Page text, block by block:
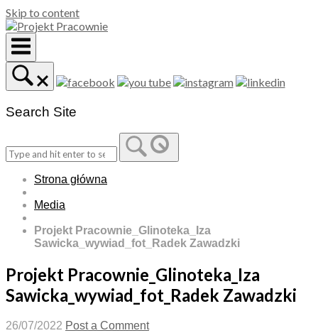
Skip to content
Search Site
Strona główna
Media
Projekt Pracownie_Glinoteka_Iza
Sawicka_wywiad_fot_Radek Zawadzki
Projekt Pracownie_Glinoteka_Iza
Sawicka_wywiad_fot_Radek Zawadzki
26/07/2022 Post a Comment